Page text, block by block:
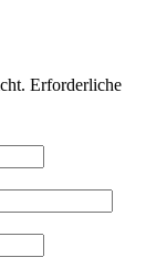
Erforderliche